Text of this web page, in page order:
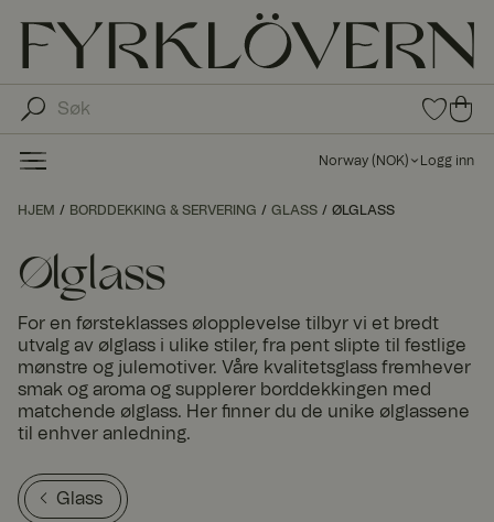
0
pro
ter i
0
pro
du
Norway ( NOK) Logg inn
HJEM BORDDEKKING & SERVERING GLASS ØLGLASS
Ølglass
For en førsteklasses ølopplevelse tilbyr vi et bredt
utvalg av ølglass i ulike stiler, fra pent slipte til festlige
mønstre og julemotiver. Våre kvalitetsglass fremhever
smak og aroma og supplerer borddekkingen med
matchende ølglass. Her finner du de unike ølglassene
til enhver anledning.
Glass